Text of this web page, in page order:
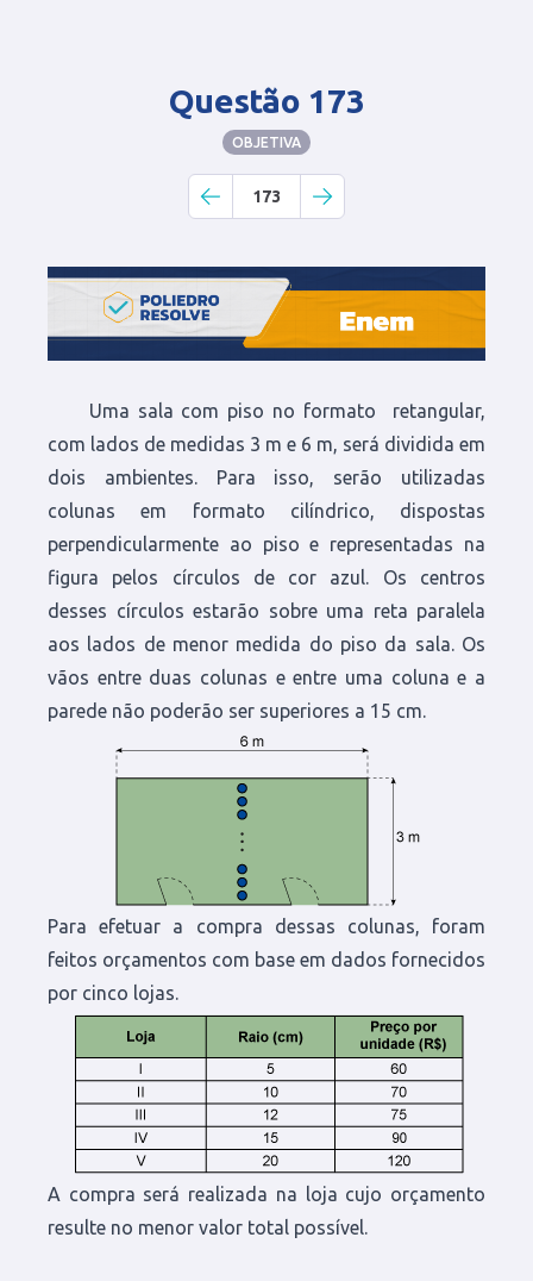
Questão 173
OBJETIVA
173
Uma sala com piso no formato retangular,
com lados de medidas 3 m e 6 m, será dividida em
dois ambientes. Para isso, serão utilizadas
colunas em formato cilíndrico, dispostas
perpendicularmente ao piso e representadas na
figura pelos círculos de cor azul. Os centros
desses círculos estarão sobre uma reta paralela
aos lados de menor medida do piso da sala. Os
vãos entre duas colunas e entre uma coluna e a
parede não poderão ser superiores a 15 cm.
Para efetuar a compra dessas colunas, foram
feitos orçamentos com base em dados fornecidos
por cinco lojas.
A compra será realizada na loja cujo orçamento
resulte no menor valor total possível.